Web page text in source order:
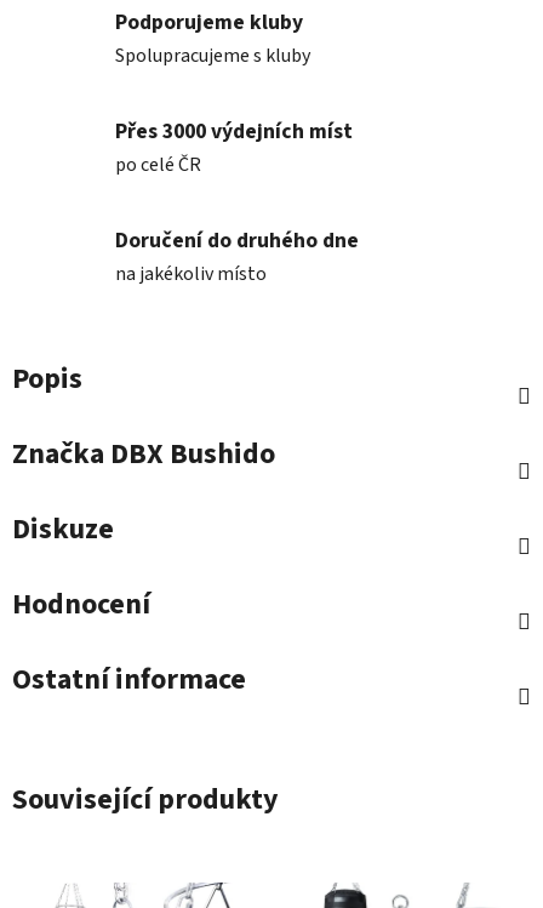
Podporujeme kluby
Spolupracujeme s kluby
Přes 3000 výdejních míst
po celé ČR
Doručení do druhého dne
na jakékoliv místo
Popis
Značka DBX Bushido
Diskuze
Hodnocení
Ostatní informace
Související produkty